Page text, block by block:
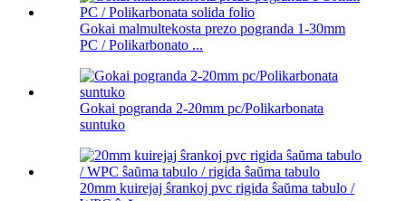
Gokai malmultekosta prezo pogranda 1-30mm
PC / Polikarbonato ...
Gokai pogranda 2-20mm pc/Polikarbonata
suntuko
20mm kuirejaj ŝrankoj pvc rigida ŝaŭma tabulo /